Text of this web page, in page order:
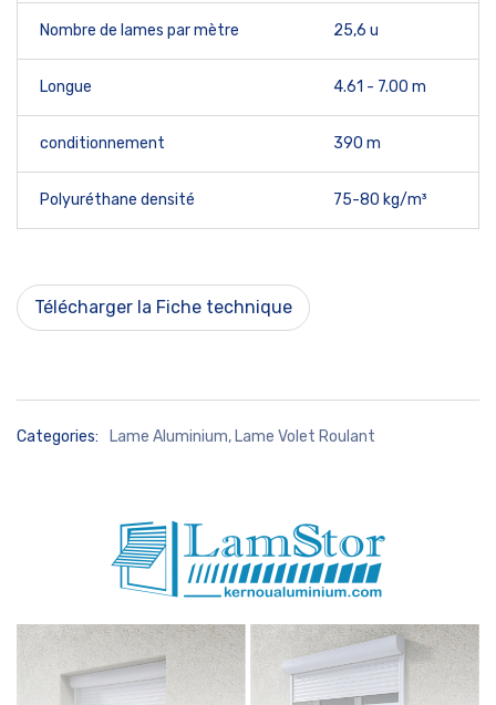
Nombre de lames par mètre 25,6 u
Longue 4.61 - 7.00 m
conditionnement 390 m
Polyuréthane densité 75-80 kg/m³
Télécharger la Fiche technique
Categories: Lame Aluminium, Lame Volet Roulant